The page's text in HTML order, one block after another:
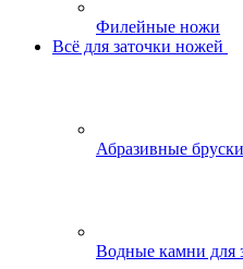
Филейные ножи
Всё для заточки ножей
Абразивные
Водные камни для